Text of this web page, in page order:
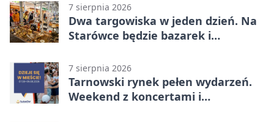
7 sierpnia 2026
Dwa targowiska w jeden dzień. Na
Starówce będzie bazarek i
7 sierpnia 2026
Tarnowski rynek pełen wydarzeń.
Weekend z koncertami i